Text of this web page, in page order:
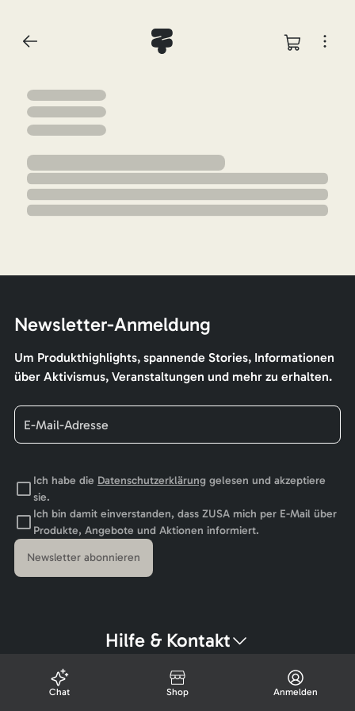
Newsletter-Anmeldung
Um Produkthighlights, spannende Stories, Informationen
über Aktivismus, Veranstaltungen und mehr zu erhalten.
Ich habe die Datenschutzerklärunggelesen und akzeptiere
sie.
Ich bin damit einverstanden, dass ZUSA mich per E-Mail über
Produkte, Angebote und Aktionen informiert.
Newsletter abonnieren
Hilfe & Kontakt
Chat Shop Anmelden